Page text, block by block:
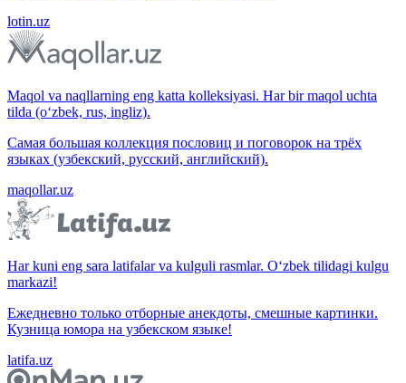
lotin.uz
Maqol va naqllarning eng katta kolleksiyasi. Har bir maqol uchta
tilda (o‘zbek, rus, ingliz).
Самая большая коллекция пословиц и поговорок на трёх
языках (узбекский, русский, английский).
maqollar.uz
Har kuni eng sara latifalar va kulguli rasmlar. O‘zbek tilidagi kulgu
markazi!
Ежедневно только отборные анекдоты, смешные картинки.
Кузница юмора на узбекском языке!
latifa.uz